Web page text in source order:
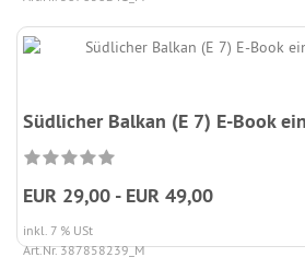
Südlicher Balkan (E 7) E-Book
EUR 29,00 - EUR 49,00
inkl. 7 % USt
Art.Nr. 387858239_M